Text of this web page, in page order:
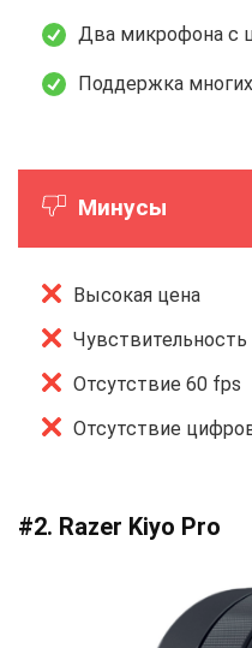
Два микрофона с
Поддержка
Минусы
Высокая цена
Отсутствие 60 fps
Отсутствие
#2. Razer Kiyo Pro